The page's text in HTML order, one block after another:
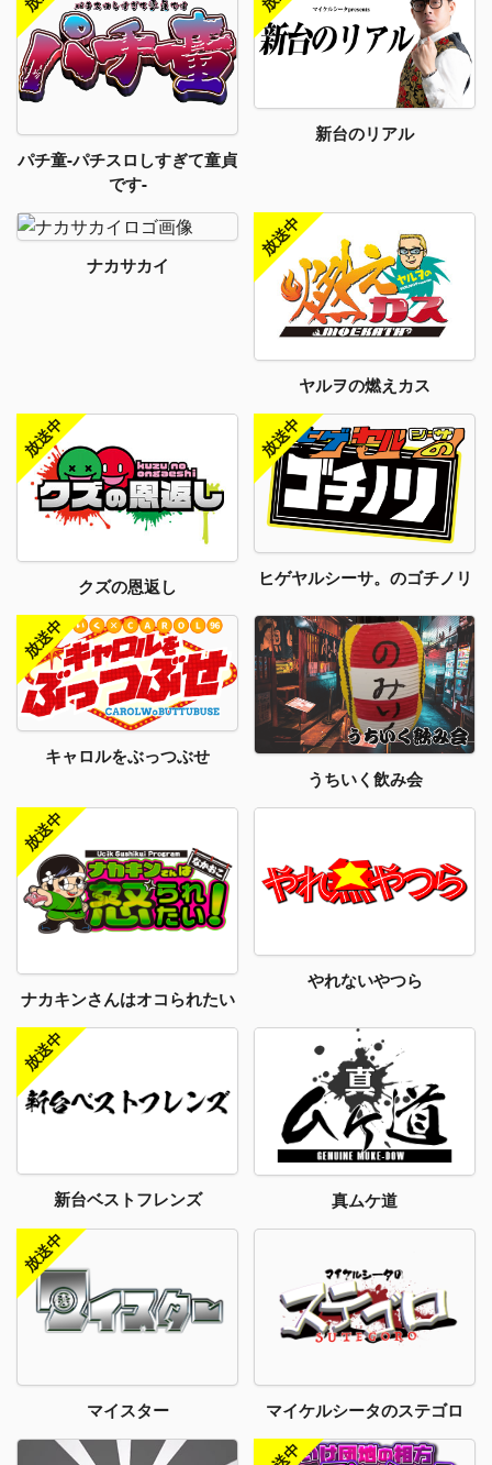
パチ童-パチスロしすぎて童貞
です-
新台のリアル
ナカサカイ
ヤルヲの燃えカス
クズの恩返し ヒゲヤルシーサ。のゴチノリ
キャロルをぶっつぶせ
うちいく飲み会
ナカキンさんはオコられたい
やれないやつら
新台ベストフレンズ 真ムケ道
マイスター マイケルシータのステゴロ